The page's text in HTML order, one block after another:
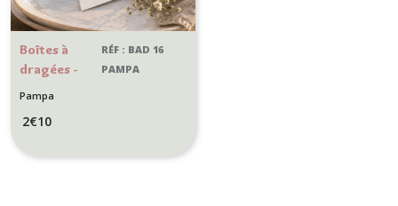
Boîtes à
dragées -
Mariage
RÉF : BAD 16
PAMPA
Pampa
2€10